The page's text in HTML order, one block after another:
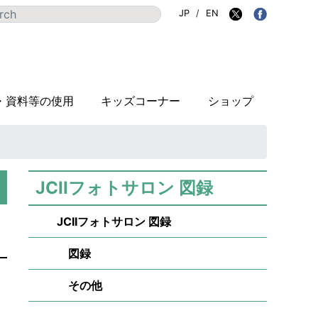
資料等の使用 キッズコーナー ショップ
JP / EN
JCIIフォトサロン 図録
JCIIフォトサロン 図録
図録
その他